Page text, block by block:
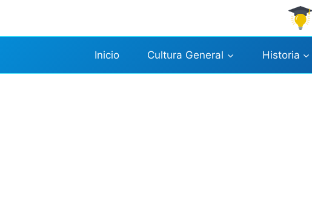
contenido
Inicio Cultura General Historia